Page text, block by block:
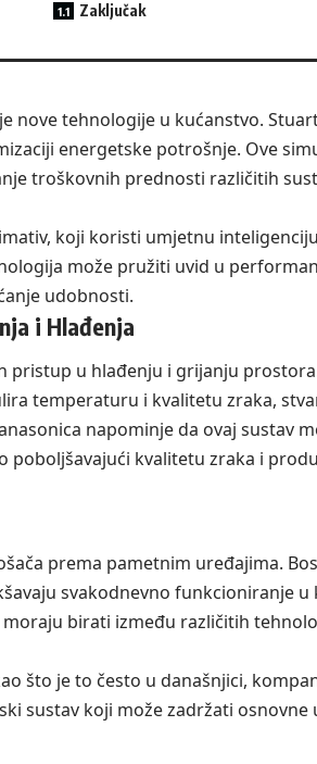
Zaključak
nove tehnologije u kućanstvo.
energetske potrošnje. Ove
troškovnih prednosti različitih
koji koristi umjetnu
može pružiti uvid u
udobnosti.
i Hlađenja
pristup u hlađenju i grijanju
temperaturu i kvalitetu zraka,
napominje da ovaj sustav
kvalitetu zraka i
prema pametnim uređajima.
svakodnevno funkcioniranje u
birati između različitih
što je to često u današnjici,
sustav koji može zadržati osnovne